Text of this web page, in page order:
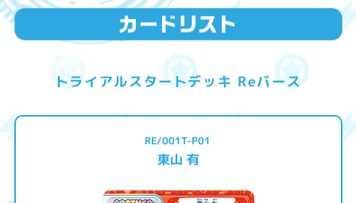
トライアルスタートデッキ Reバース
RE/001T-P01
東山 有